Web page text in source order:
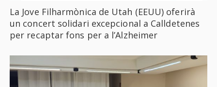
La Jove Filharmònica de Utah (EEUU) oferirà
un concert solidari excepcional a Calldetenes
per recaptar fons per a l’Alzheimer